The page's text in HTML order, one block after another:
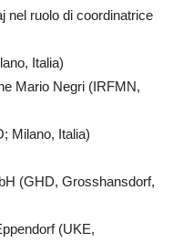
nel ruolo di coordinatrice
Italia)
Mario Negri (IRFMN,
Milano, Italia)
(GHD, Grosshansdorf,
(UKE,